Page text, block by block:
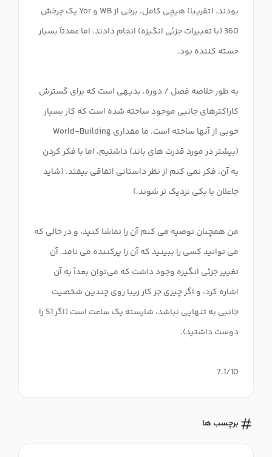
بودند. (تقریبا) هیچی کامل. برخی از WB و Yor یک چرخش
360 (با تغییرات جزئی انگیزه) انجام دادند، اما عمدتاً بسیار
به طور خلاصه فصل / دوره، بدیهی است که برای گسترش
کاراکترهای جانبی موجود ساخته شده است که کار بسیار
خوبی از آنها ساخته است. ما مقداری World-Building
(بیشتر در مورد قدرت های باند) داشتیم، اما با فکر کردن
به آن، فکر نمی کنم از نظر داستانی اتفاقی بیفتد. (شاید
من همچنان توصیه می کنم آن را تماشا کنید، و در حالی که
می توانید کسی را ببینید که آن را پرکننده می نامد. آن
تغییر جزئی انگیزه وجود داشت که می‌توان بعداً به آن
اشاره کرد، و اگر چیزی جز کار زیبا روی چندین شخصیت
جانبی به تنهایی نباشد، شایسته یک ساعت است (اگر S1 را
7.1/10
برچسب ها